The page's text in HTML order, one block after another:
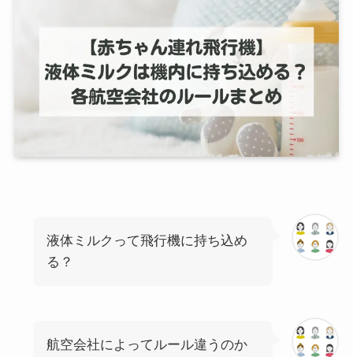
液体ミルクって飛行機に持ち込め
る？
航空会社によってルール違うのか